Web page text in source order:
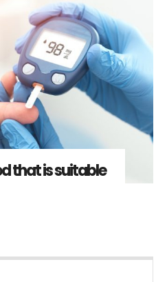
that is suitable